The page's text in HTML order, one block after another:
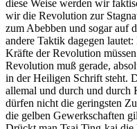
diese Weise werden wir
wir die Revolution zur
zum Abebben und sogar auf
andere Taktik dagegen
Kräfte der Revolution
Revolution muß gerade,
in der Heiligen Schrift steht.
allemal und durch und durch
dürfen nicht die geringsten
die gelben Gewerkschaften